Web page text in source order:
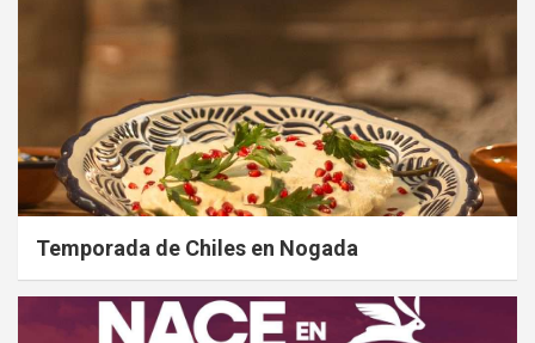
Temporada de Chiles en Nogada